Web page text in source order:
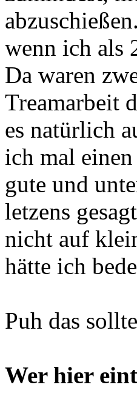
wenn ich als
Da waren
Treamarbeit
es natürlich
ich mal
gute und
letzens
nicht auf
hätte ich
Puh das
Wer hier